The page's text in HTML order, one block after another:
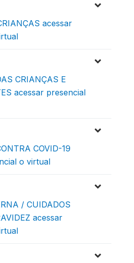
acessar
CRIANÇAS E
acessar presencial
COVID-19
o virtual
/ CUIDADOS
acessar